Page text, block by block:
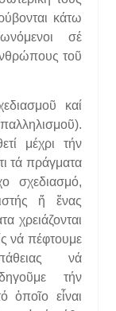
κάτω
σέ
τοῦ
καί
μέχρι τήν
τά πράγματα
σχεδιασμό,
ἤ ἕνας
χρειάζονται
νά πέφτουμε
νά
τήν
ὁποῖο εἶναι